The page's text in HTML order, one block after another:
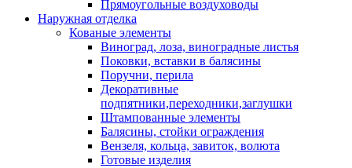
Прямоугольные воздуховоды
Наружная отделка
Кованые элементы
Виноград, лоза, виноградные листья
Поковки, вставки в балясины
Поручни, перила
Декоративные
подпятники,переходники,заглушки
Штампованные элементы
Балясины, стойки ограждения
Вензеля, кольца, завиток, волюта
Готовые изделия